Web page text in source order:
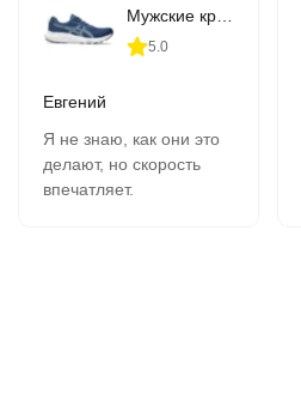
5.0
Евгений
Я не знаю, как они это
делают, но скорость
впечатляет.